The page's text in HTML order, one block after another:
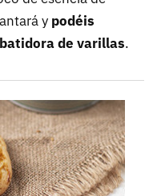
y podéis
de varillas.